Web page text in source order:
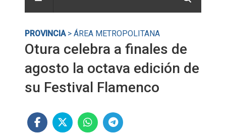
PROVINCIA> ÁREA METROPOLITANA
Otura celebra a finales de
agosto la octava edición de
su Festival Flamenco